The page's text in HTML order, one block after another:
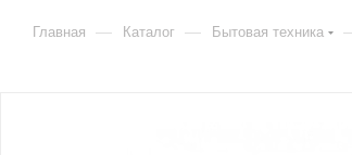
Главная — Каталог — Бытовая техника